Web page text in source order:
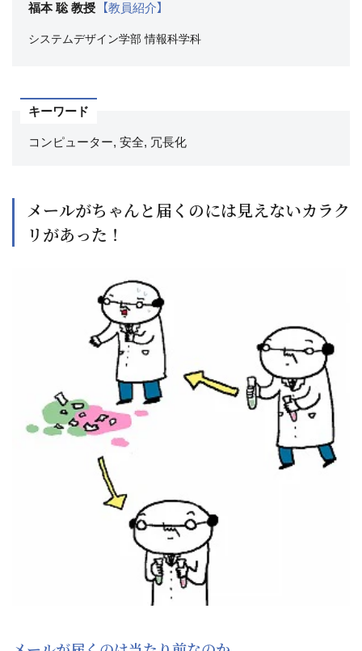
福本 聡 教授 【教員紹介】
システムデザイン学部 情報科学科
キーワード
コンピューター, 安全, 冗長化
メールがちゃんと届くのには見えないカラク
リがあった！